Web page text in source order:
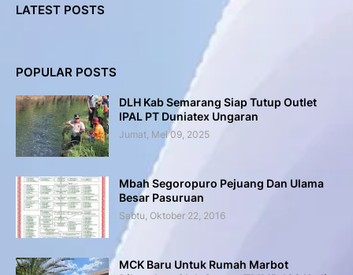
LATEST POSTS
POPULAR POSTS
DLH Kab Semarang Siap Tutup Outlet
IPAL PT Duniatex Ungaran
Jumat, Mei 09, 2025
Mbah Segoropuro Pejuang Dan Ulama
Besar Pasuruan
Sabtu, Oktober 22, 2016
MCK Baru Untuk Rumah Marbot